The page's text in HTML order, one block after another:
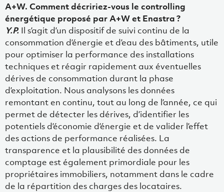
A+W. Comment décririez-vous le controlling
énergétique proposé par A+W et Enastra ?
Y.P. Il s’agit d’un dispositif de suivi continu de la
consommation d’énergie et d’eau des bâtiments, utile
pour optimiser la performance des installations
techniques et réagir rapidement aux éventuelles
dérives de consommation durant la phase
d’exploitation. Nous analysons les données
remontant en continu, tout au long de l’année, ce qui
permet de détecter les dérives, d’identifier les
potentiels d’économie d’énergie et de valider l’effet
des actions de performance réalisées. La
transparence et la plausibilité des données de
comptage est également primordiale pour les
propriétaires immobiliers, notamment dans le cadre
de la répartition des charges des locataires.